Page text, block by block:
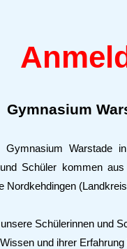
Gymnasium
Warstade
Schüler kommen
Nordkehdingen
Schülerinnen und
und ihrer